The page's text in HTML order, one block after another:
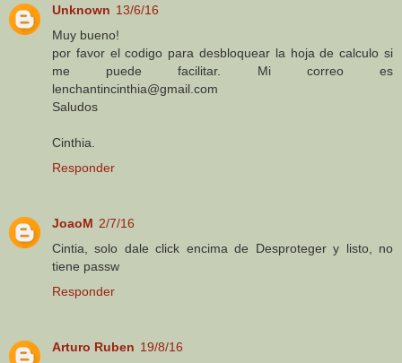
Unknown 13/6/16
Muy bueno!
por favor el codigo para desbloquear la hoja de calculo si
me puede facilitar. Mi correo es
lenchantincinthia@gmail.com
Saludos
Cinthia.
Responder
JoaoM 2/7/16
Cintia, solo dale click encima de Desproteger y listo, no
tiene passw
Responder
Arturo Ruben 19/8/16